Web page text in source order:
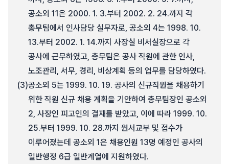
공소외 11은 2000. 1. 3.부터 2002. 2. 24.까지 각
총무팀에서 인사담당 실무자로, 공소외 4는 1998. 10.
13.부터 2002. 1. 14.까지 사장실 비서실장으로 각
공사에 근무하였고, 총무팀은 공사 직원에 관한 인사,
노조관리, 서무, 경리, 비상계획 등의 업무를 담당하였다.
(3)공소외 5는 1999. 10. 19. 공사의 신규직원을 채용하기
위한 직원 신규 채용 계획을 기안하여 총무팀장인 공소외
2, 사장인 피고인의 결재를 받았고, 이에 따라 1999. 10.
25.부터 1999. 10. 28.까지 원서교부 및 접수가
이루어졌는데 공소외 1은 채용인원 13명 예정인 공사의
일반행정 6급 일반계열에 지원하였다.